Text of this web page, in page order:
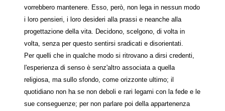
vorrebbero mantenere. Esso, però, non lega in nessun modo
i loro pensieri, i loro desideri alla prassi e neanche alla
progettazione della vita. Decidono, scelgono, di volta in
volta, senza per questo sentirsi sradicati e disorientati.
Per quelli che in qualche modo si ritrovano a dirsi credenti,
l'esperienza di senso è senz'altro associata a quella
religiosa, ma sullo sfondo, come orizzonte ultimo; il
quotidiano non ha se non deboli e rari legami con la fede e le
sue conseguenze; per non parlare poi della appartenenza